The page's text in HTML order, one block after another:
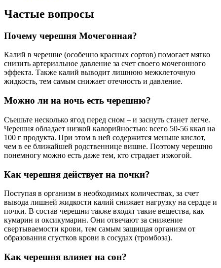
Частые вопросы
Почему черешня Мочегонная?
Калий в черешне (особенно красных сортов) помогает мягко
снизить артериальное давление за счет своего мочегонного
эффекта. Также калий выводит лишнюю межклеточную
жидкость, тем самым снижает отечность и давление.
Можно ли на ночь есть черешню?
Съешьте несколько ягод перед сном – и заснуть станет легче.
Черешня обладает низкой калорийностью: всего 50-56 ккал на
100 г продукта. При этом в ней содержится меньше кислот,
чем в ее ближайшей родственнице вишне. Поэтому черешню
понемногу можно есть даже тем, кто страдает изжогой.
Как черешня действует на почки?
Поступая в организм в необходимых количествах, за счет
вывода лишней жидкости калий снижает нагрузку на сердце и
почки. В состав черешни также входят такие вещества, как
кумарин и оксикумарин. Они отвечают за снижение
свертываемости крови, тем самым защищая организм от
образования сгустков крови в сосудах (тромбоза).
Как черешня влияет на сон?